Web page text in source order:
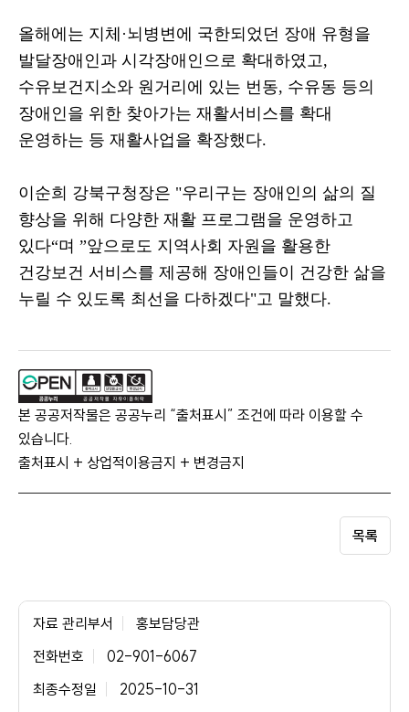
올해에는 지체 ·뇌병변에 국한되었던 장애 유형을
발달장애인과 시각장애인으로 확대하였고,
수유보건지소와 원거리에 있는 번동, 수유동 등의
장애인을 위한 찾아가는 재활서비스를 확대
운영하는 등 재활사업을 확장했다.
이순희 강북구청장은 "우리구는 장애인의 삶의 질
향상을 위해 다양한 재활 프로그램을 운영하고
있다“며 ”앞으로도 지역사회 자원을 활용한
건강보건 서비스를 제공해 장애인들이 건강한 삶을
누릴 수 있도록 최선을 다하겠다"고 말했다.
본 공공저작물은 공공누리 “출처표시” 조건에 따라 이용할 수
있습니다.
출처표시 + 상업적이용금지 + 변경금지
목록
자료 관리부서
홍보담당관
전화번호
02-901-6067
최종수정일
2025-10-31